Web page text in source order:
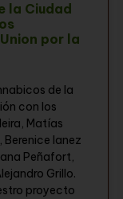
la Ciudad
por la
de la
con los
Matías
Berenice Ianez
Peñafort,
Grillo.
proyecto